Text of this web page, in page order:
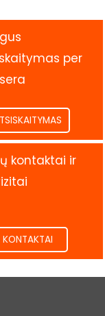
per
kontaktai ir
KONTAKTAI